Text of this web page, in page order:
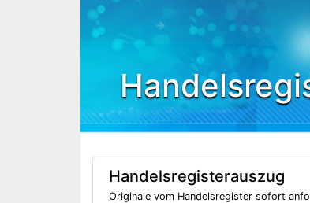
Handelsregisterauszug
Originale vom Handelsregister sofort